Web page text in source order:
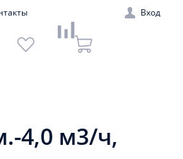
Вход
4,0 м3/ч,